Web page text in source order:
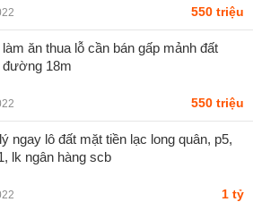
550 triệu
ăn thua lỗ cần bán gấp mảnh đất
đường 18m
550 triệu
ngay lô đất mặt tiền lạc long quân, p5,
lk ngân hàng scb
1 tỷ